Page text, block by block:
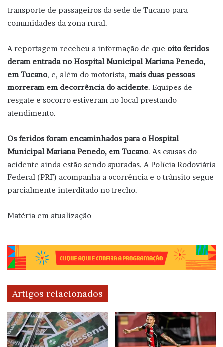
transporte de passageiros da sede de Tucano para
comunidades da zona rural.
A reportagem recebeu a informação de que oito feridos
deram entrada no Hospital Municipal Mariana Penedo,
em Tucano, e, além do motorista, mais duas pessoas
morreram em decorrência do acidente. Equipes de
resgate e socorro estiveram no local prestando
atendimento.
Os feridos foram encaminhados para o Hospital
Municipal Mariana Penedo, em Tucano. As causas do
acidente ainda estão sendo apuradas. A Polícia Rodoviária
Federal (PRF) acompanha a ocorrência e o trânsito segue
parcialmente interditado no trecho.
Matéria em atualização
Artigos relacionados